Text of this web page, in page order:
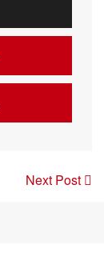
Next Post